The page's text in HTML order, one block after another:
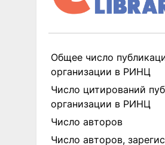
Общее число
организации в РИНЦ
Число цитирований
организации в РИНЦ
Число авторов
Число авторов,